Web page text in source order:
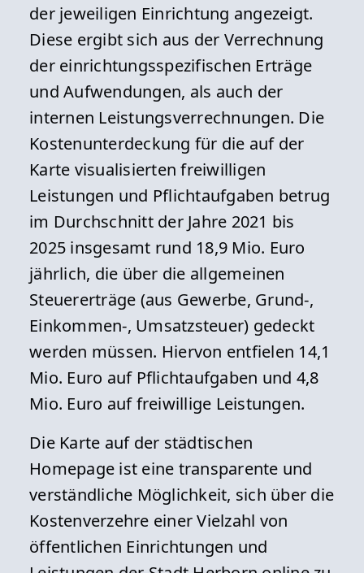
der jeweiligen Einrichtung angezeigt.
Diese ergibt sich aus der Verrechnung
der einrichtungsspezifischen Erträge
und Aufwendungen, als auch der
internen Leistungsverrechnungen. Die
Kostenunterdeckung für die auf der
Karte visualisierten freiwilligen
Leistungen und Pflichtaufgaben betrug
im Durchschnitt der Jahre 2021 bis
2025 insgesamt rund 18,9 Mio. Euro
jährlich, die über die allgemeinen
Steuererträge (aus Gewerbe, Grund-,
Einkommen-, Umsatzsteuer) gedeckt
werden müssen. Hiervon entfielen 14,1
Mio. Euro auf Pflichtaufgaben und 4,8
Mio. Euro auf freiwillige Leistungen.
Die Karte auf der städtischen
Homepage ist eine transparente und
verständliche Möglichkeit, sich über die
Kostenverzehre einer Vielzahl von
öffentlichen Einrichtungen und